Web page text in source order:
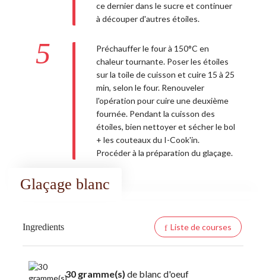
ce dernier dans le sucre et continuer
à découper d'autres étoiles.
5
Préchauffer le four à 150°C en
chaleur tournante. Poser les étoiles
sur la toile de cuisson et cuire 15 à 25
min, selon le four. Renouveler
l'opération pour cuire une deuxième
fournée. Pendant la cuisson des
étoiles, bien nettoyer et sécher le bol
+ les couteaux du I-Cook'in.
Procéder à la préparation du glaçage.
Glaçage blanc
Ingredients Liste de courses
30 gramme(s) de blanc d'oeuf